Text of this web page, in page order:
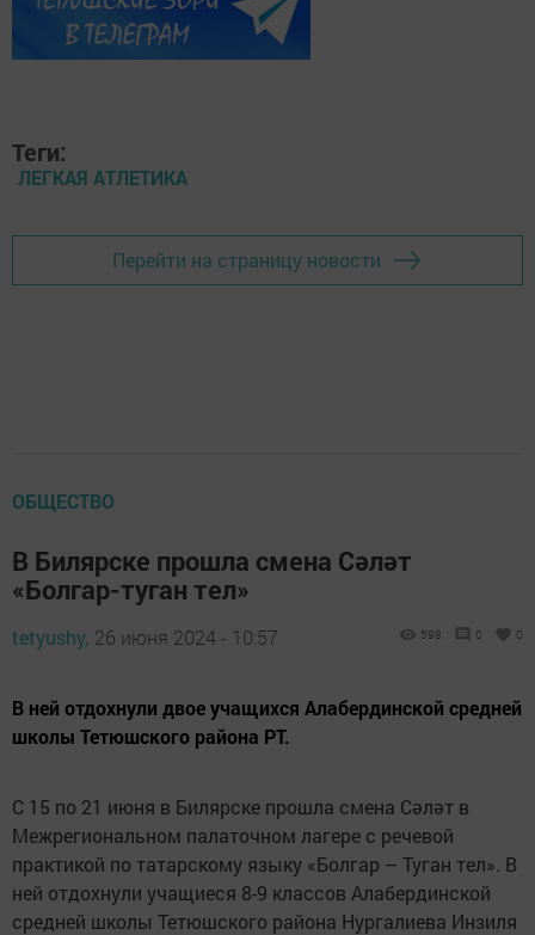
Теги:
ЛЕГКАЯ АТЛЕТИКА
Перейти на страницу новости
ОБЩЕСТВО
В Билярске прошла смена Сәләт
«Болгар-туган тел»
tetyushy, 26 июня 2024 - 10:57 598 0 0
В ней отдохнули двое учащихся Алабердинской средней
школы Тетюшского района РТ.
С 15 по 21 июня в Билярске прошла смена Сәләт в
Межрегиональном палаточном лагере с речевой
практикой по татарскому языку «Болгар – Туган тел». В
ней отдохнули учащиеся 8-9 классов Алабердинской
средней школы Тетюшского района Нургалиева Инзиля